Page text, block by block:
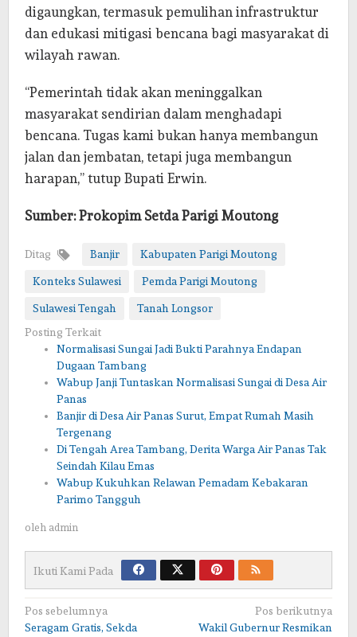
digaungkan, termasuk pemulihan infrastruktur
dan edukasi mitigasi bencana bagi masyarakat di
wilayah rawan.
“Pemerintah tidak akan meninggalkan
masyarakat sendirian dalam menghadapi
bencana. Tugas kami bukan hanya membangun
jalan dan jembatan, tetapi juga membangun
harapan,” tutup Bupati Erwin.
Sumber: Prokopim Setda Parigi Moutong
Ditag Banjir Kabupaten Parigi Moutong
Konteks Sulawesi Pemda Parigi Moutong
Sulawesi Tengah
Tanah Longsor
Posting Terkait
Normalisasi Sungai Jadi Bukti Parahnya Endapan
Dugaan Tambang
Wabup Janji Tuntaskan Normalisasi Sungai di Desa Air
Panas
Banjir di Desa Air Panas Surut, Empat Rumah Masih
Tergenang
Di Tengah Area Tambang, Derita Warga Air Panas Tak
Seindah Kilau Emas
Wabup Kukuhkan Relawan Pemadam Kebakaran
Parimo Tangguh
oleh admin
Ikuti Kami Pada
Navigasi
Pos sebelumnya
Seragam Gratis, Sekda
Pos berikutnya
Wakil Gubernur Resmikan